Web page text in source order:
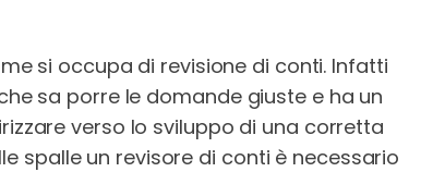
si occupa di revisione di conti. Infatti
sa porre le domande giuste e ha un
verso lo sviluppo di una corretta
spalle un revisore di conti è necessario